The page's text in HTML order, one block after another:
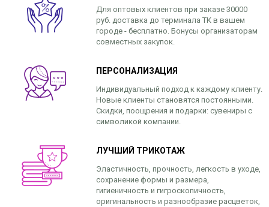
Для оптовых клиентов при заказе 30000
руб. доставка до терминала ТК в вашем
городе - бесплатно. Бонусы организаторам
совместных закупок.
ПЕРСОНАЛИЗАЦИЯ
Индивидуальный подход к каждому клиенту.
Новые клиенты становятся постоянными.
Скидки, поощрения и подарки: сувениры с
символикой компании.
ЛУЧШИЙ ТРИКОТАЖ
Эластичность, прочность, легкость в уходе,
сохранение формы и размера,
гигиеничность и гигроскопичность,
оригинальность и разнообразие расцветок,